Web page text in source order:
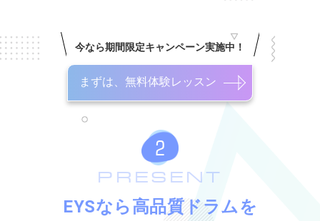
今なら期間限定キャンペーン実施中！
まずは、無料体験レッスン
PRESENT
EYSなら高品質ドラムを